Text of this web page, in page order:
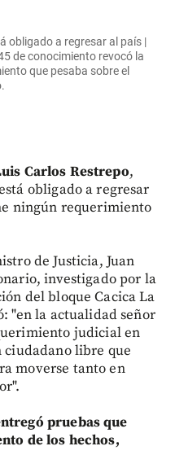
obligado a regresar al país |
de conocimiento revocó la
que pesaba sobre el
Carlos Restrepo,
obligado a regresar
ningún requerimiento
de Justicia, Juan
investigado por la
del bloque Cacica La
"en la actualidad señor
judicial en
ciudadano libre que
moverse tanto en
pruebas que
de los hechos,